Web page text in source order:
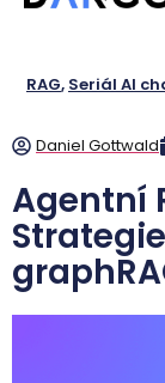
RAG, Seriál AI
Daniel Gottwald
Agentní